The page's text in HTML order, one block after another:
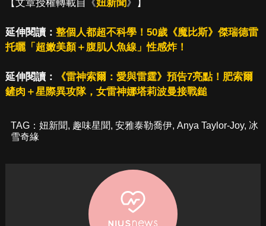
【文章授權轉載自《妞新聞》】
延伸閱讀： 整個人都超不科學！50歲《魔比斯》傑瑞德雷
托曬「超嫩美顏＋腹肌人魚線」性感炸！
延伸閱讀：
《雷神索爾：愛與雷霆》預告7亮點！肥索爾
鏟肉＋星際異攻隊，女雷神娜塔莉波曼接戰鎚
TAG： 妞新聞, 趣味星聞, 安雅泰勒喬伊, Anya Taylor-Joy, 冰
雪奇緣